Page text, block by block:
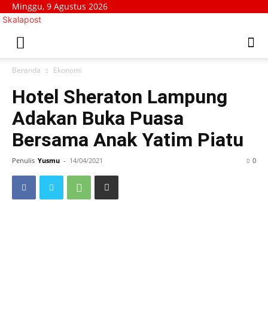
Minggu, 9 Agustus 2026
Skalapost
Beranda Ekonomi
Hotel Sheraton Lampung
Adakan Buka Puasa
Bersama Anak Yatim Piatu
Penulis Yusmu - 14/04/2021 0